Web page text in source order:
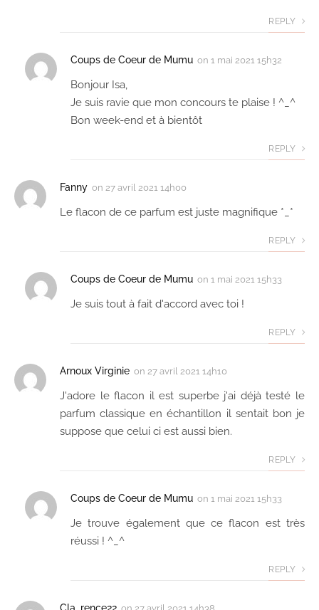
REPLY
Coups de Coeur de Mumu on 1 mai 2021 15h32
Bonjour Isa,
Je suis ravie que mon concours te plaise ! ^_^
Bon week-end et à bientôt
REPLY
Fanny on 27 avril 2021 14h00
Le flacon de ce parfum est juste magnifique *_*
REPLY
Coups de Coeur de Mumu on 1 mai 2021 15h33
Je suis tout à fait d'accord avec toi !
REPLY
Arnoux Virginie on 27 avril 2021 14h10
J'adore le flacon il est superbe j'ai déjà testé le
parfum classique en échantillon il sentait bon je
suppose que celui ci est aussi bien.
REPLY
Coups de Coeur de Mumu on 1 mai 2021 15h33
Je trouve également que ce flacon est très
réussi ! ^_^
REPLY
Cla_rence22